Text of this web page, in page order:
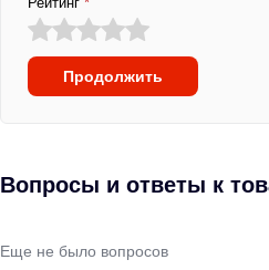
Продолжить
Вопросы и ответы к
Еще не было вопросов